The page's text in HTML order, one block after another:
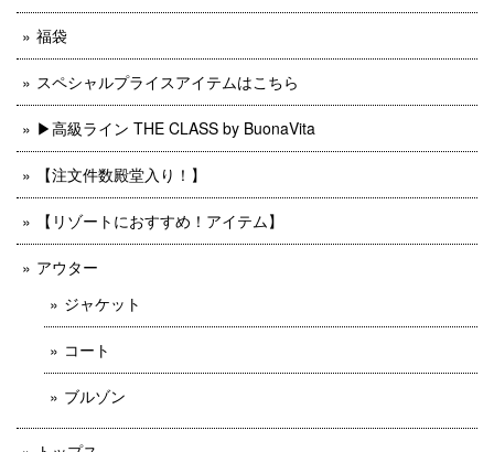
福袋
スペシャルプライスアイテムはこちら
▶︎高級ライン THE CLASS by BuonaVita
【注文件数殿堂入り！】
【リゾートにおすすめ！アイテム】
アウター
ジャケット
コート
ブルゾン